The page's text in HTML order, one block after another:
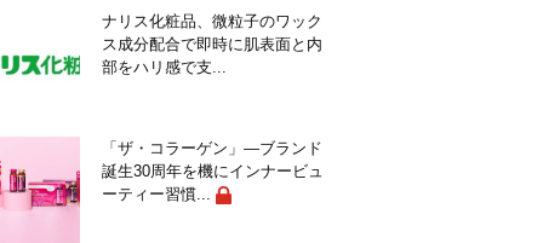
ナリス化粧品、微粒子のワック
ス成分配合で即時に肌表面と内
部をハリ感で支...
「ザ・コラーゲン」―ブランド
誕生30周年を機にインナービュ
ーティー習慣...